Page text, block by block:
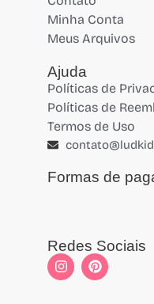
Minha Conta
Meus Arquivos
Ajuda
Políticas de
Políticas de
Termos de Uso
Formas de
Redes Sociais